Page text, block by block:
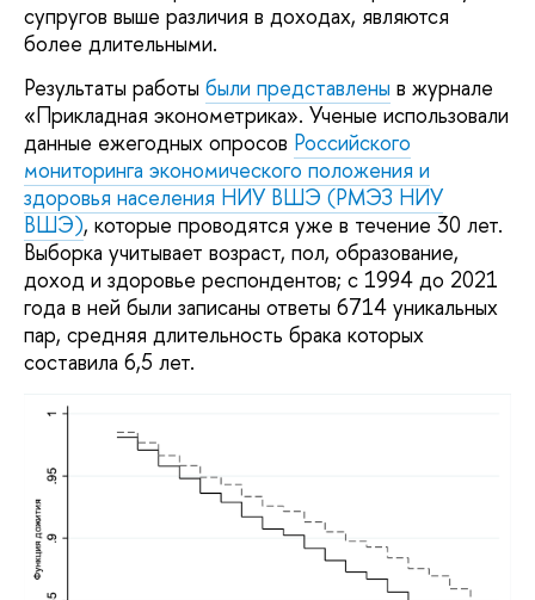
супругов выше различия в доходах, являются
более длительными.
Результаты работы были представлены в журнале
«Прикладная эконометрика». Ученые использовали
данные ежегодных опросов Российского
мониторинга экономического положения и
здоровья населения НИУ ВШЭ (РМЭЗ НИУ
ВШЭ), которые проводятся уже в течение 30 лет.
Выборка учитывает возраст, пол, образование,
доход и здоровье респондентов; с 1994 до 2021
года в ней были записаны ответы 6714 уникальных
пар, средняя длительность брака которых
составила 6,5 лет.